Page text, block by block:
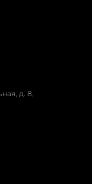
д. 8,